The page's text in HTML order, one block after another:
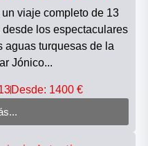
viaje completo de 13
los espectaculares
aguas turquesas de la
Jónico...
Desde: 1400 €